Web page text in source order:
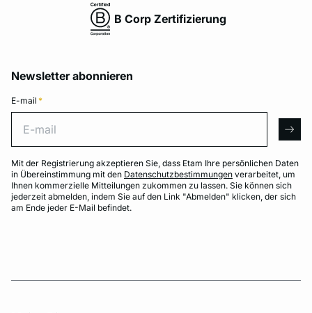
B Corp Zertifizierung
Newsletter abonnieren
E-mail *
Mit der Registrierung akzeptieren Sie, dass Etam Ihre persönlichen Daten
in Übereinstimmung mit den Datenschutzbestimmungen verarbeitet, um
Ihnen kommerzielle Mitteilungen zukommen zu lassen. Sie können sich
jederzeit abmelden, indem Sie auf den Link "Abmelden" klicken, der sich
am Ende jeder E-Mail befindet.